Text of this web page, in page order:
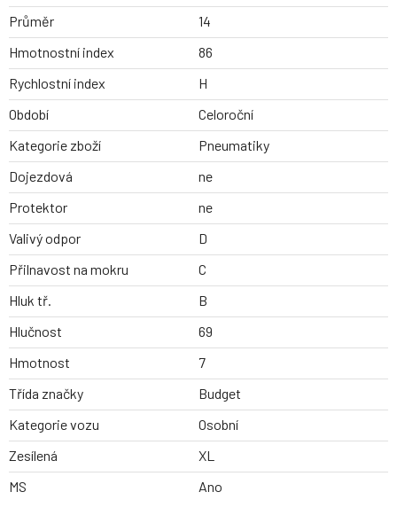
Průměr
14
Hmotnostní index
86
Rychlostní index
H
Období
Celoroční
Kategorie zboží
Pneumatiky
Dojezdová
ne
Protektor
ne
Valivý odpor
D
Přilnavost na mokru
C
Hluk tř.
B
Hlučnost
69
Hmotnost
7
Třída značky
Budget
Kategorie vozu
Osobní
Zesílená
XL
MS
Ano